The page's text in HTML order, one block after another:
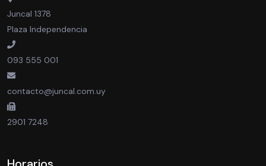
Juncal 1378
Plaza Independencia
093 555 001
contacto@juncal.com.uy
2901 7248